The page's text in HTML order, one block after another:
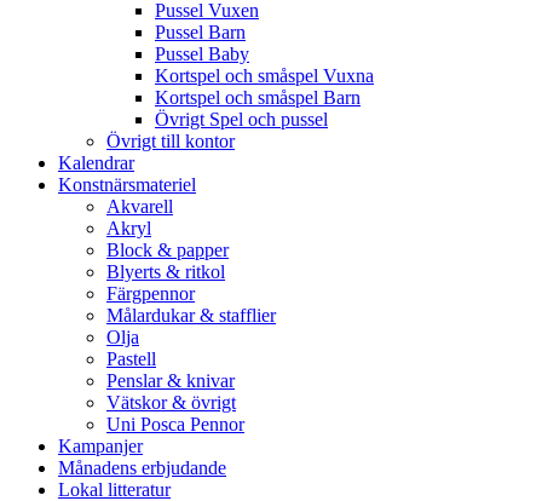
Pussel Vuxen
Pussel Barn
Pussel Baby
Kortspel och småspel Vuxna
Kortspel och småspel Barn
Övrigt Spel och pussel
Övrigt till kontor
Kalendrar
Konstnärsmateriel
Akvarell
Akryl
Block & papper
Blyerts & ritkol
Färgpennor
Målardukar & stafflier
Olja
Pastell
Penslar & knivar
Vätskor & övrigt
Uni Posca Pennor
Kampanjer
Månadens erbjudande
Lokal litteratur